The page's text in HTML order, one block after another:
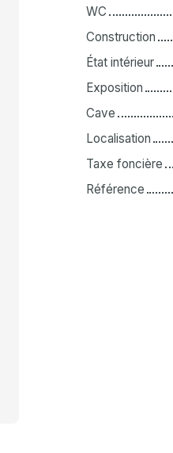
WC
Construction
État intérieur
Exposition
Cave
Localisation
Taxe foncière
Référence